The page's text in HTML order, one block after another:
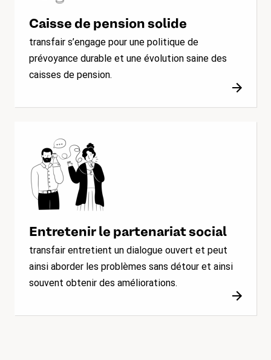
Caisse de pension solide
transfair s’engage pour une politique de
prévoyance durable et une évolution saine des
caisses de pension.
Entretenir le partenariat social
transfair entretient un dialogue ouvert et peut
ainsi aborder les problèmes sans détour et ainsi
souvent obtenir des améliorations.